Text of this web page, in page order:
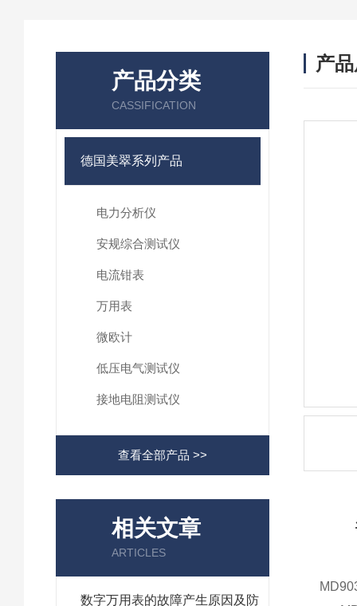
产品分类
CASSIFICATION
德国美翠系列产品
电力分析仪
安规综合测试仪
电流钳表
万用表
微欧计
低压电气测试仪
接地电阻测试仪
查看全部产品 >>
相关文章
ARTICLES
数字万用表的故障产生原因及防
产